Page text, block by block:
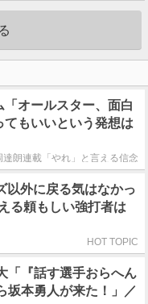
「オールスター、面白
てもいいという発想は
達朗連載「やれ」と言える信念
以外に戻る気はなかっ
る頼もしい強打者は
HOT TOPIC
「『話す選手おらへん
坂本勇人が来た！」／